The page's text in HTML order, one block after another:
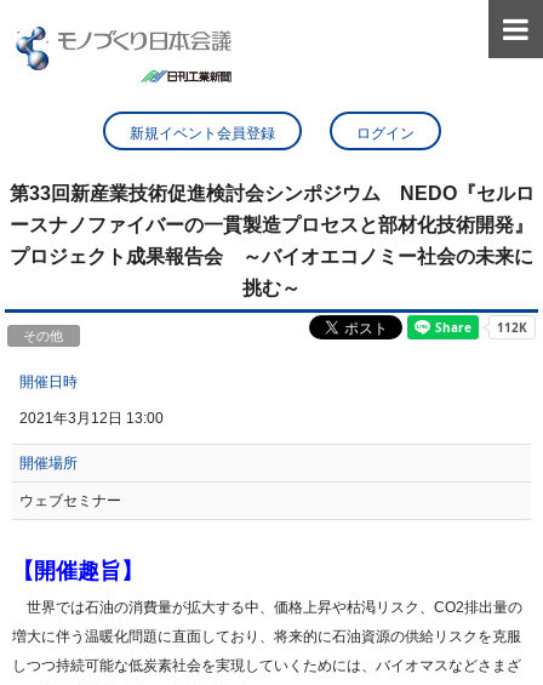

新規イベント会員登録 ログイン
第33回新産業技術促進検討会シンポジウム NEDO『セルロ
ースナノファイバーの一貫製造プロセスと部材化技術開発』
プロジェクト成果報告会 ～バイオエコノミー社会の未来に
挑む～
その他
開催日時
2021年3月12日 13:00
開催場所
ウェブセミナー
【開催趣旨】
世界では石油の消費量が拡大する中、価格上昇や枯渇リスク、CO2排出量の
増大に伴う温暖化問題に直面しており、将来的に石油資源の供給リスクを克服
しつつ持続可能な低炭素社会を実現していくためには、バイオマスなどさまざ